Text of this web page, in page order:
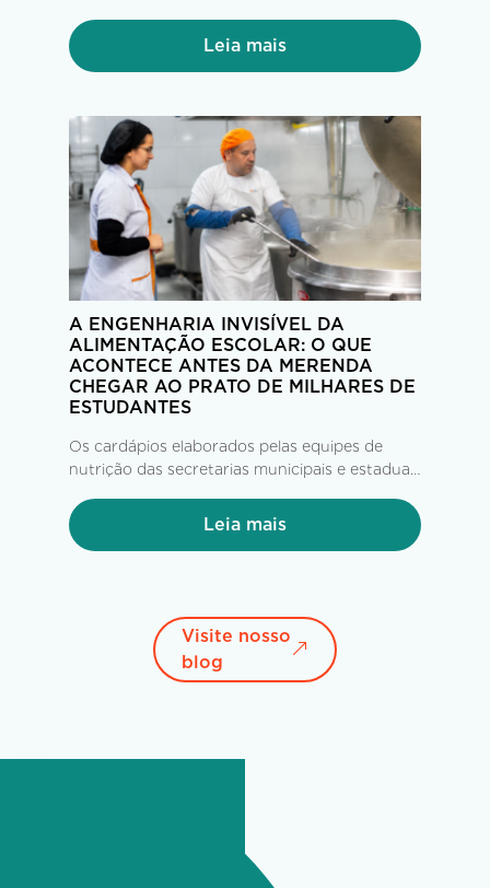
Leia mais
A ENGENHARIA INVISÍVEL DA
ALIMENTAÇÃO ESCOLAR: O QUE
ACONTECE ANTES DA MERENDA
CHEGAR AO PRATO DE MILHARES DE
ESTUDANTES
Os cardápios elaborados pelas equipes de
nutrição das secretarias municipais e estaduais
e do PNAE, chegam às empresas operadoras
com até 60 dias de antecedência. A partir daí,
Leia mais
Visite nosso
blog